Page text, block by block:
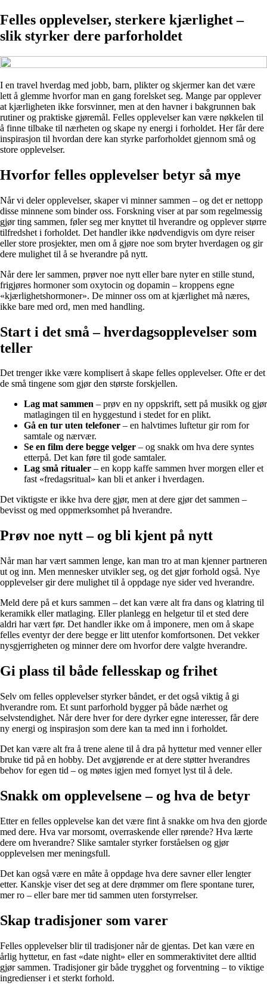
Felles opplevelser, sterkere kjærlighet –
slik styrker dere parforholdet
I en travel hverdag med jobb, barn, plikter og skjermer kan det være
lett å glemme hvorfor man en gang forelsket seg. Mange par opplever
at kjærligheten ikke forsvinner, men at den havner i bakgrunnen bak
rutiner og praktiske gjøremål. Felles opplevelser kan være nøkkelen til
å finne tilbake til nærheten og skape ny energi i forholdet. Her får dere
inspirasjon til hvordan dere kan styrke parforholdet gjennom små og
store opplevelser.
Hvorfor felles opplevelser betyr så mye
Når vi deler opplevelser, skaper vi minner sammen – og det er nettopp
disse minnene som binder oss. Forskning viser at par som regelmessig
gjør ting sammen, føler seg mer knyttet til hverandre og opplever større
tilfredshet i forholdet. Det handler ikke nødvendigvis om dyre reiser
eller store prosjekter, men om å gjøre noe som bryter hverdagen og gir
dere mulighet til å se hverandre på nytt.
Når dere ler sammen, prøver noe nytt eller bare nyter en stille stund,
frigjøres hormoner som oxytocin og dopamin – kroppens egne
«kjærlighetshormoner». De minner oss om at kjærlighet må næres,
ikke bare med ord, men med handling.
Start i det små – hverdagsopplevelser som
teller
Det trenger ikke være komplisert å skape felles opplevelser. Ofte er det
de små tingene som gjør den største forskjellen.
Lag mat sammen – prøv en ny oppskrift, sett på musikk og gjør
matlagingen til en hyggestund i stedet for en plikt.
Gå en tur uten telefoner – en halvtimes luftetur gir rom for
samtale og nærvær.
Se en film dere begge velger – og snakk om hva dere syntes
etterpå. Det kan føre til gode samtaler.
Lag små ritualer – en kopp kaffe sammen hver morgen eller et
fast «fredagsritual» kan bli et anker i hverdagen.
Det viktigste er ikke hva dere gjør, men at dere gjør det sammen –
bevisst og med oppmerksomhet på hverandre.
Prøv noe nytt – og bli kjent på nytt
Når man har vært sammen lenge, kan man tro at man kjenner partneren
ut og inn. Men mennesker utvikler seg, og det gjør forhold også. Nye
opplevelser gir dere mulighet til å oppdage nye sider ved hverandre.
Meld dere på et kurs sammen – det kan være alt fra dans og klatring til
keramikk eller matlaging. Eller planlegg en helgetur til et sted dere
aldri har vært før. Det handler ikke om å imponere, men om å skape
felles eventyr der dere begge er litt utenfor komfortsonen. Det vekker
nysgjerrigheten og minner dere om hvorfor dere valgte hverandre.
Gi plass til både fellesskap og frihet
Selv om felles opplevelser styrker båndet, er det også viktig å gi
hverandre rom. Et sunt parforhold bygger på både nærhet og
selvstendighet. Når dere hver for dere dyrker egne interesser, får dere
ny energi og inspirasjon som dere kan ta med inn i forholdet.
Det kan være alt fra å trene alene til å dra på hyttetur med venner eller
bruke tid på en hobby. Det avgjørende er at dere støtter hverandres
behov for egen tid – og møtes igjen med fornyet lyst til å dele.
Snakk om opplevelsene – og hva de betyr
Etter en felles opplevelse kan det være fint å snakke om hva den gjorde
med dere. Hva var morsomt, overraskende eller rørende? Hva lærte
dere om hverandre? Slike samtaler styrker forståelsen og gjør
opplevelsen mer meningsfull.
Det kan også være en måte å oppdage hva dere savner eller lengter
etter. Kanskje viser det seg at dere drømmer om flere spontane turer,
mer ro – eller bare mer tid sammen uten forstyrrelser.
Skap tradisjoner som varer
Felles opplevelser blir til tradisjoner når de gjentas. Det kan være en
årlig hyttetur, en fast «date night» eller en sommeraktivitet dere alltid
gjør sammen. Tradisjoner gir både trygghet og forventning – to viktige
ingredienser i et sterkt forhold.